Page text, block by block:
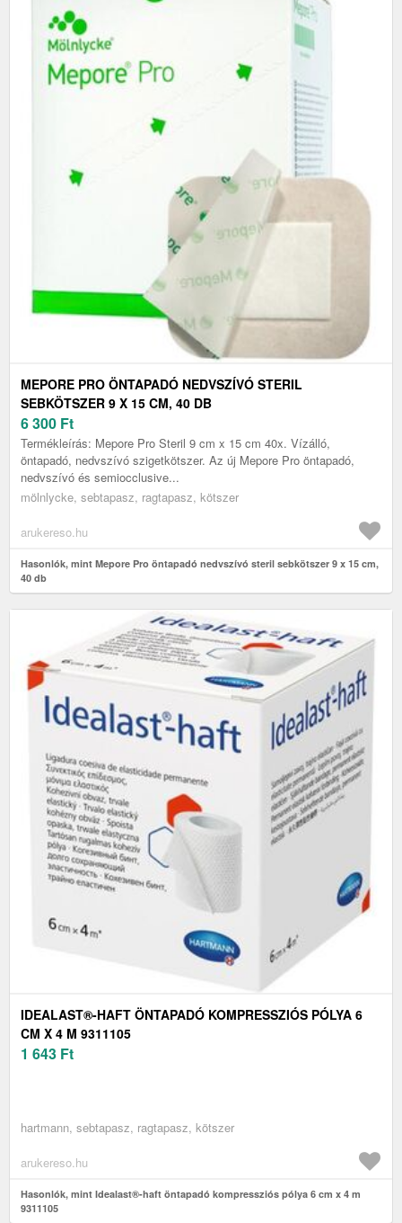
MEPORE PRO ÖNTAPADÓ NEDVSZÍVÓ STERIL
SEBKÖTSZER 9 X 15 CM, 40 DB
6 300 Ft
Termékleírás: Mepore Pro Steril 9 cm x 15 cm 40x. Vízálló,
öntapadó, nedvszívó szigetkötszer. Az új Mepore Pro öntapadó,
nedvszívó és semiocclusive...
mölnlycke, sebtapasz, ragtapasz, kötszer
arukereso.hu
Hasonlók, mint Mepore Pro öntapadó nedvszívó steril sebkötszer 9 x 15 cm,
40 db
IDEALAST®-HAFT ÖNTAPADÓ KOMPRESSZIÓS PÓLYA 6
CM X 4 M 9311105
1 643 Ft
hartmann, sebtapasz, ragtapasz, kötszer
arukereso.hu
Hasonlók, mint Idealast®-haft öntapadó kompressziós pólya 6 cm x 4 m
9311105